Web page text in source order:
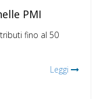
PMI
fino al 50
Leggi